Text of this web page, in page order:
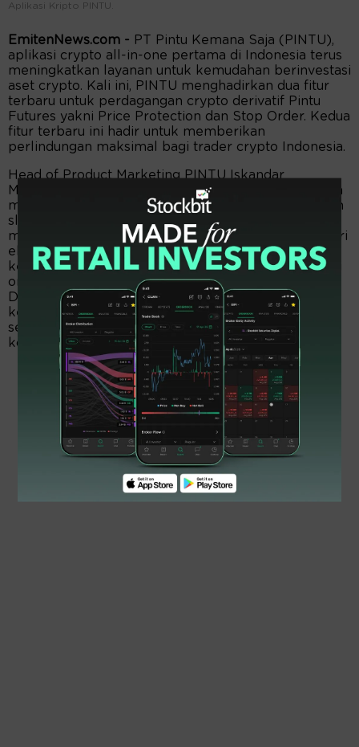
Aplikasi Kripto PINTU.
EmitenNews.com - PT Pintu Kemana Saja (PINTU),
aplikasi crypto all-in-one pertama di Indonesia terus
meningkatkan layanan untuk kemudahan berinvestasi
aset crypto. Kali ini, PINTU menghadirkan dua fitur
terbaru untuk perdagangan crypto derivatif Pintu
Futures yakni Price Protection dan Stop Order. Kedua
fitur terbaru ini hadir untuk memberikan
perlindungan maksimal bagi trader crypto Indonesia.
Head of Product Marketing PINTU Iskandar
Mohammad mengungkapkan, “Fitur Price Protection
memungkinkan pengguna memilih batas maksimum
slippage (0,2%, 1%, atau 2,5%) saat mengeksekusi
market order. Tujuannya untuk melindungi trader dari
eksekusi order di luar batas harga wajar, terutama
ketika market “loncat” akibat perbedaan likuiditas di
order book atau pergerakan harga mendadak.
Dengan adanya fitur ini, trader bisa terhindar dari
kerugian akibat “price spike” atau “price crash”
sesaat, sekaligus merasa lebih aman saat trading di
kondisi pasar yang volatile,”